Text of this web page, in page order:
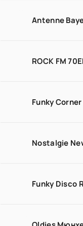
Antenne
ROCK FM
Funky
Nostalgie
Funky Disco